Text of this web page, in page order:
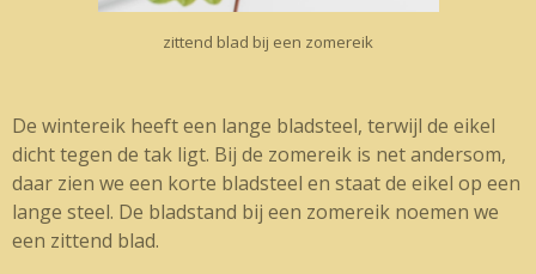
zittend blad bij een zomereik
De wintereik heeft een lange bladsteel, terwijl de eikel
dicht tegen de tak ligt. Bij de zomereik is net andersom,
daar zien we een korte bladsteel en staat de eikel op een
lange steel. De bladstand bij een zomereik noemen we
een zittend blad.